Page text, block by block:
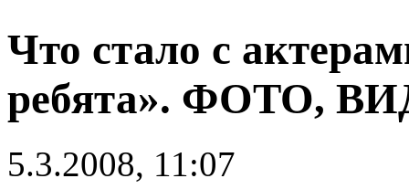
Что стало с
ребята». ФОТО,
5.3.2008, 11:07